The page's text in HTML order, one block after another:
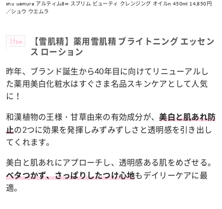
shu uemura アルティム8∞ スブリム ビューティ クレンジング オイルn 450ml 14,850円
／シュウ ウエムラ
Item
【雪肌精】薬用雪肌精 ブライトニング エッセン
ス ローション
昨年、ブランド誕生から40年目に向けてリニューアルし
た薬用美白化粧水はすぐさま名品スキンケアとして人気
に！
和漢植物の王様・甘草由来の有効成分が、美白と肌あれ防
止の2つに効果を発揮しみずみずしさと透明感を引き出し
てくれます。
美白と肌あれにアプローチし、透明感ある肌をめざせる。
ベタつかず、さっぱりしたつけ心地もデイリーケアに最
適。